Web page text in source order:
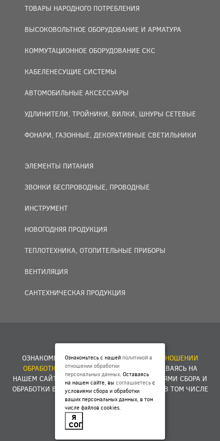
ТОВАРЫ НАРОДНОГО ПОТРЕБЛЕНИЯ
ВЫСОКОВОЛЬТНОЕ ОБОРУДОВАНИЕ И АРМАТУРА
КОММУТАЦИОННОЕ ОБОРУДОВАНИЕ СКС
КАБЕЛЕНЕСУЩИЕ СИСТЕМЫ
АВТОМОБИЛЬНЫЕ АКСЕССУАРЫ
УДЛИНИТЕЛИ, ТРОЙНИКИ, ВИЛКИ, ШНУРЫ СЕТЕВЫЕ
ФОНАРИ, ГАЗОННЫЕ, ДЕКОРАТИВНЫЕ СВЕТИЛЬНИКИ
ЭЛЕМЕНТЫ ПИТАНИЯ
ЗВОНКИ БЕСПРОВОДНЫЕ, ПРОВОДНЫЕ
ИНСТРУМЕНТ
НОВОГОДНЯЯ ПРОДУКЦИЯ
ТЕПЛОТЕХНИКА, ОТОПИТЕЛЬНЫЕ ПРИБОРЫ
ВЕНТИЛЯЦИЯ
САНТЕХНИЧЕСКАЯ ПРОДУКЦИЯ
ОЗНАКОМЬТЕСЬ С НАШЕЙПОЛИТИКОЙ В ОТНОШЕНИИ
ОБРАБОТКИ ПЕРСОНАЛЬНЫХ ДАННЫХ
. ОСТАВАЯСЬ НА
НАШЕМ САЙТЕ, ВЫСОГЛАШАЕТЕСЬС УСЛОВИЯМИ СБОРА И
ОБРАБОТКИ ВАШИХ ПЕРСОНАЛЬНЫХ ДАННЫХ, В ТОМ ЧИСЛЕ
ФАЙЛОВ COOKIES.
Разработка сайта -
Ознакомьтесь с нашей политикой в
отношении обработки
персональных данных. Оставаясь
на нашем сайте, вы соглашаетесь с
условиями сбора и обработки
ваших персональных данных, в том
числе файлов cookies.
Я
СОГЛАСЕН